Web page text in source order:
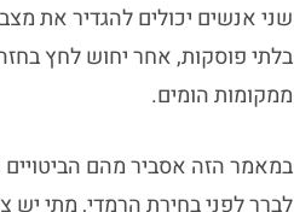
שני אנשים יכולים להגדיר את
בלתי פוסקות, אחר יחוש לחץ
ממקומות הומים.
במאמר הזה אסביר מהם
לברר לפני בחירת הרמדי, מתי יש